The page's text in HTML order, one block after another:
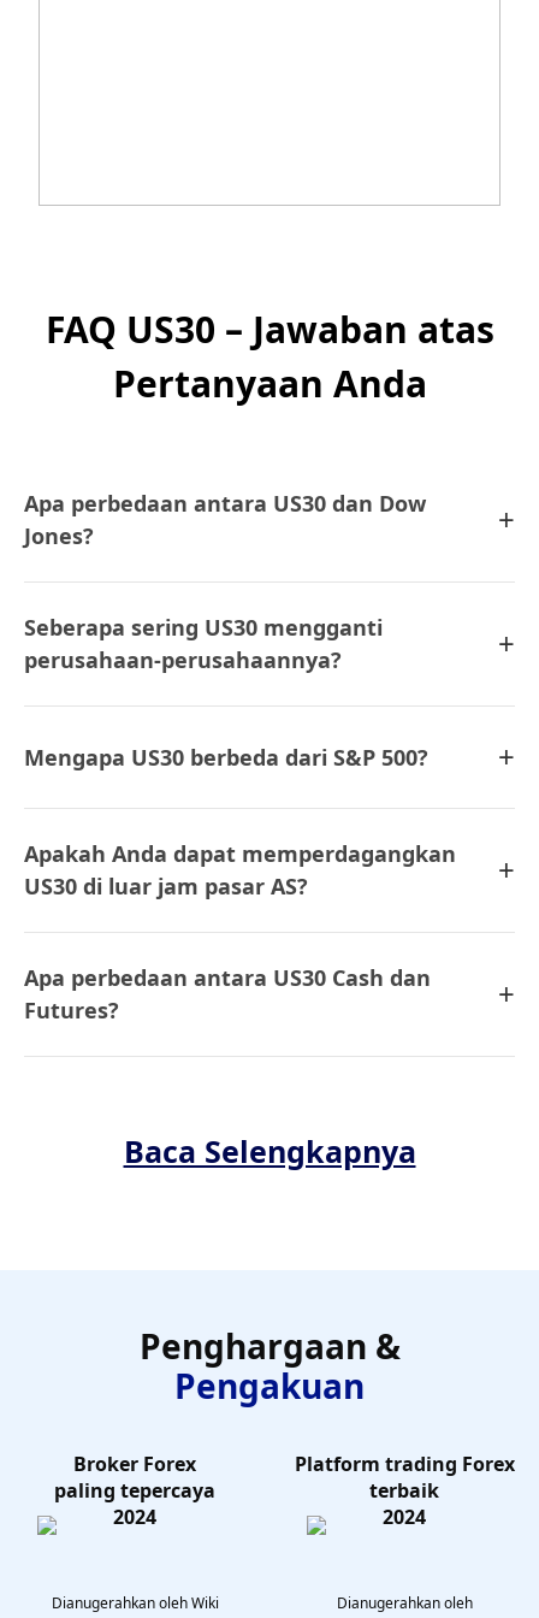
FAQ US30 – Jawaban atas
Pertanyaan Anda
Apa perbedaan antara US30 dan Dow
Jones?
+
Seberapa sering US30 mengganti
perusahaan-perusahaannya?
+
Mengapa US30 berbeda dari S&P 500? +
Apakah Anda dapat memperdagangkan
US30 di luar jam pasar AS?
+
Apa perbedaan antara US30 Cash dan
Futures?
+
Baca Selengkapnya
Penghargaan &
Pengakuan
Broker Forex
paling tepercaya
2024
Dianugerahkan oleh Wiki
Platform trading Forex
terbaik
2024
Dianugerahkan oleh